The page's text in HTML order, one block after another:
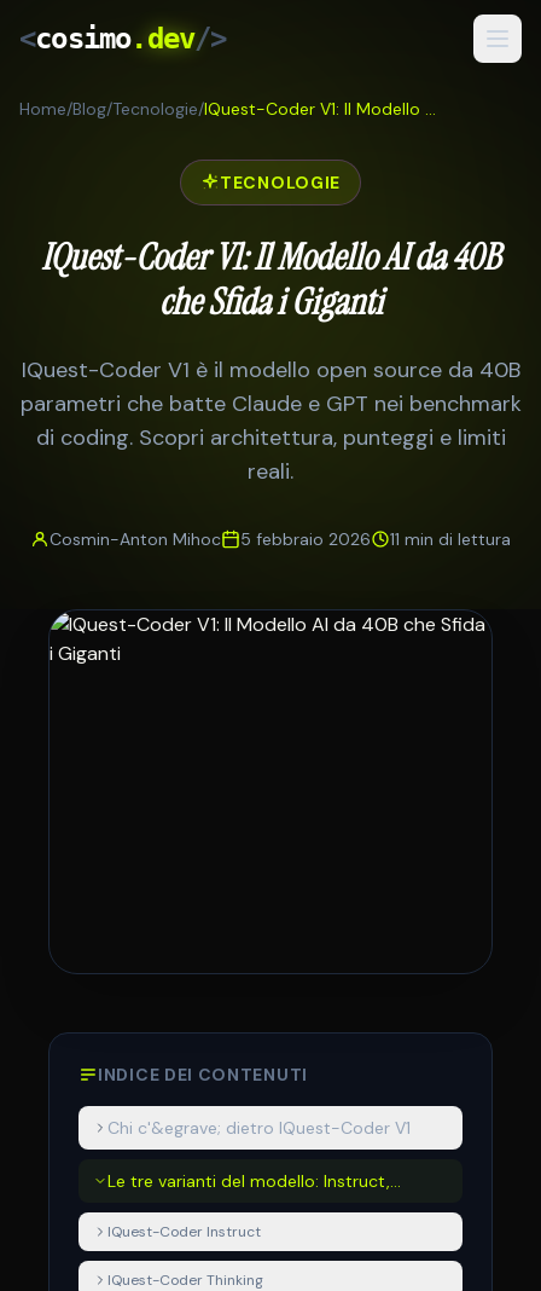
<cosimo.dev/>
Servizi
Preventivo Gratuito
Home/Blog/Tecnologie/ IQuest-Coder V1: Il Modello AI da 40B che Sfida i Giganti
TECNOLOGIE
IQuest-Coder V1: Il Modello AI da 40B
che Sfida i Giganti
IQuest-Coder V1 è il modello open source da 40B
parametri che batte Claude e GPT nei benchmark
di coding. Scopri architettura, punteggi e limiti
reali.
Cosmin-Anton Mihoc 5 febbraio 2026 11 min di lettura
INDICE DEI CONTENUTI
Chi c'&egrave; dietro IQuest-Coder V1
Le tre varianti del modello: Instruct,
IQuest-Coder Instruct
IQuest-Coder Thinking